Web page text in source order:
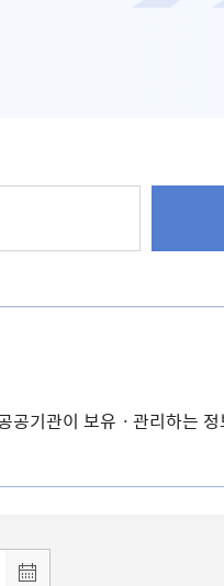
기관이 보유ㆍ관리하는